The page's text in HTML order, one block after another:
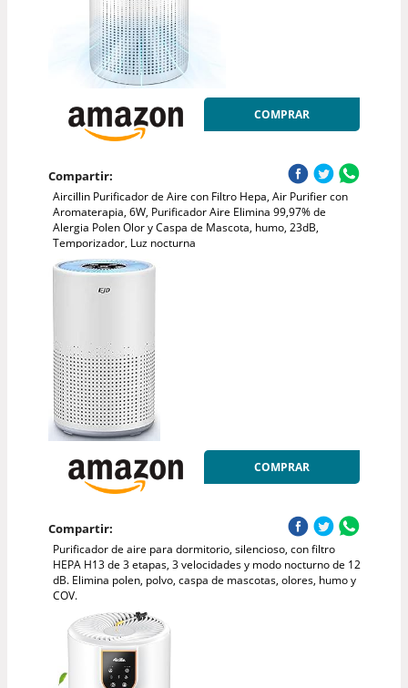
COMPRAR
Compartir:
Aircillin Purificador de Aire con Filtro Hepa, Air Purifier con
Aromaterapia, 6W, Purificador Aire Elimina 99,97% de
Alergia Polen Olor y Caspa de Mascota, humo, 23dB,
Temporizador, Luz nocturna
COMPRAR
Compartir:
Purificador de aire para dormitorio, silencioso, con filtro
HEPA H13 de 3 etapas, 3 velocidades y modo nocturno de 12
dB. Elimina polen, polvo, caspa de mascotas, olores, humo y
COV.